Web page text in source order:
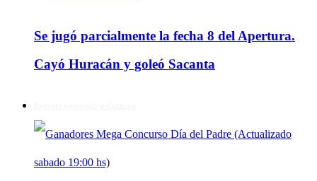
Se jugó parcialmente la fecha 8 del Apertura.
Cayó Huracán y goleó Sacanta